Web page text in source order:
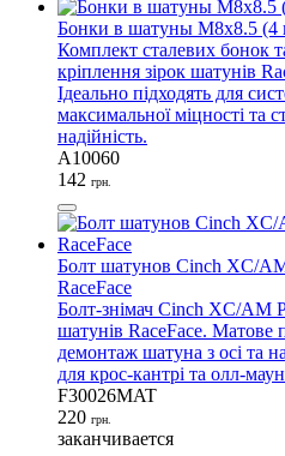
Бонки в шатуны M8x8.5 (4
Комплект сталевих бонок
кріплення зірок шатунів
Ідеально підходять для
максимальної міцності та
надійність.
A10060
142 грн.
Болт шатунов Cinch XC/
RaceFace
Болт-знімач Cinch XC/AM
шатунів RaceFace. Матове
демонтаж шатуна з осі та
для крос-кантрі та олл-
F30026MAT
220 грн.
заканчивается